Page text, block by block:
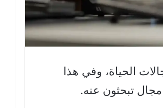
الحياة، وفي هذا
تبحثون عنه.